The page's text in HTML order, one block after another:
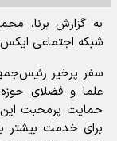
به گزارش برنا،
شبکه اجتماعی
سفر پرخیر
علما و فضلای
حمایت پرمحبت این
برای خدمت بیشتر